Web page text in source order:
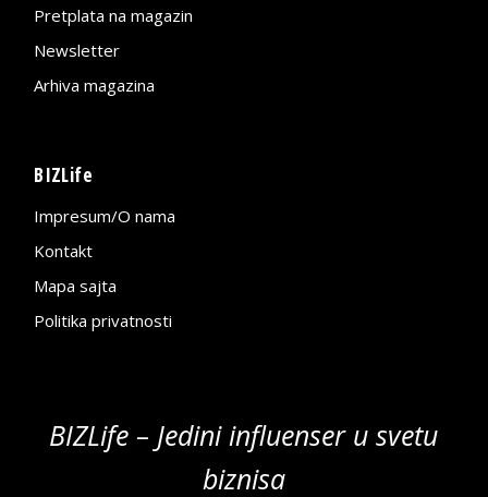
Pretplata na magazin
Newsletter
Arhiva magazina
BIZLife
Impresum/O nama
Kontakt
Mapa sajta
Politika privatnosti
BIZLife – Jedini influenser u svetu
biznisa